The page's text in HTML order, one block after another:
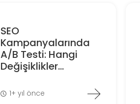
SEO
Kampanyalarında
A/B Testi: Hangi
Değişiklikler...
1+ yıl önce